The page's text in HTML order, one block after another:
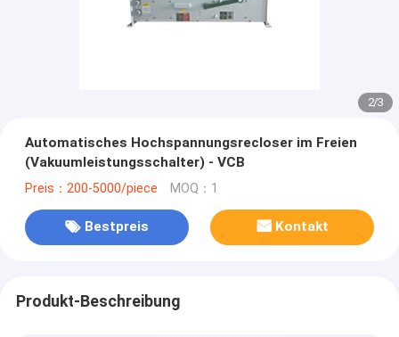
2/3
Automatisches Hochspannungsrecloser im Freien
(Vakuumleistungsschalter) - VCB
Preis：200-5000/piece MOQ：1
Bestpreis Kontakt
Produkt-Beschreibung